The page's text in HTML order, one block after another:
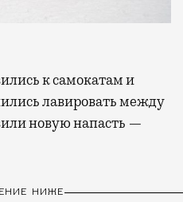
лавировать между
новую напасть —
НИЖЕ